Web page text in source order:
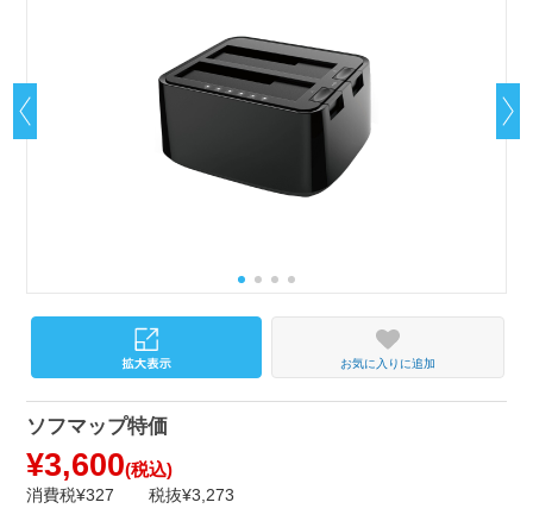
お気に入りに追加
ソフマップ特価
¥3,600(税込)
消費税¥327 税抜¥3,273